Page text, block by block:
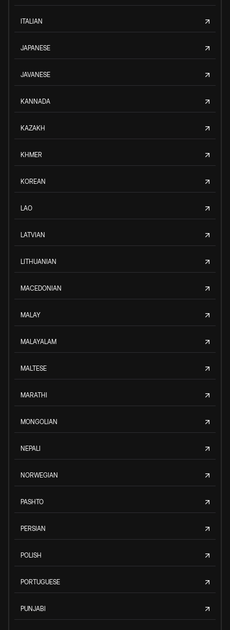
ITALIAN
JAPANESE
JAVANESE
KANNADA
KAZAKH
KHMER
KOREAN
LAO
LATVIAN
LITHUANIAN
MACEDONIAN
MALAY
MALAYALAM
MALTESE
MARATHI
MONGOLIAN
NEPALI
NORWEGIAN
PASHTO
PERSIAN
POLISH
PORTUGUESE
PUNJABI